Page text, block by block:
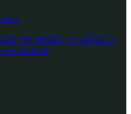
NA MORE, U GRČKU!
već od 415€